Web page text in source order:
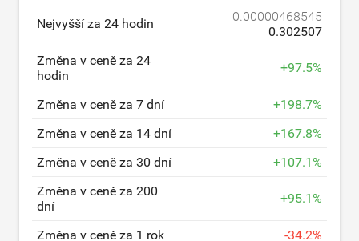
Nejvyšší za 24 hodin
0.00000468545
0.302507
Změna v ceně za 24
hodin
+97.5%
Změna v ceně za 7 dní +198.7%
Změna v ceně za 14 dní
+167.8%
Změna v ceně za 30 dní
+107.1%
Změna v ceně za 200
dní
+95.1%
Změna v ceně za 1 rok -34.2%